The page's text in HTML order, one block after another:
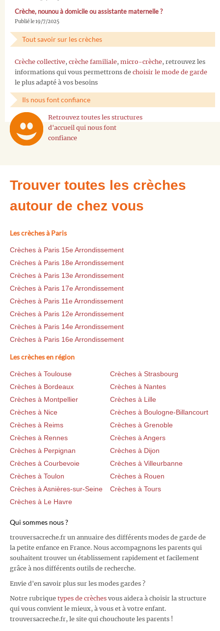
Crèche, nounou à domicile ou assistante maternelle ?
Publié le 19/7/2025
Tout savoir sur les crèches
Crèche collective, crèche familiale, micro-crèche, retrouvez les
informations qui vous permettrons de choisir le mode de garde
le plus adapté à vos besoins
Ils nous font confiance
Retrouvez toutes les structures
d'accueil qui nous font
confiance
Trouver toutes les crèches
autour de chez vous
Les crèches à Paris
Crèches à Paris 15e Arrondissement
Crèches à Paris 18e Arrondissement
Crèches à Paris 13e Arrondissement
Crèches à Paris 17e Arrondissement
Crèches à Paris 11e Arrondissement
Crèches à Paris 12e Arrondissement
Crèches à Paris 14e Arrondissement
Crèches à Paris 16e Arrondissement
Les crèches en région
Crèches à Toulouse
Crèches à Strasbourg
Crèches à Bordeaux
Crèches à Nantes
Crèches à Montpellier
Crèches à Lille
Crèches à Nice
Crèches à Boulogne-Billancourt
Crèches à Reims
Crèches à Grenoble
Crèches à Rennes
Crèches à Angers
Crèches à Perpignan
Crèches à Dijon
Crèches à Courbevoie
Crèches à Villeurbanne
Crèches à Toulon
Crèches à Rouen
Crèches à Asnières-sur-Seine
Crèches à Tours
Crèches à Le Havre
Qui sommes nous ?
trouversacreche.fr un annuaire des différents modes de garde de
la petite enfance en France. Nous accompagnons les parents qui
souhaitent trouver un établissement rapidement et facilement
grâce à nos différents outils de recherche.
Envie d'en savoir plus sur les modes gardes ?
Notre rubrique types de crèches vous aidera à choisir la structure
qui vous convient le mieux, à vous et à votre enfant.
trouversacreche.fr, le site qui chouchoute les parents !